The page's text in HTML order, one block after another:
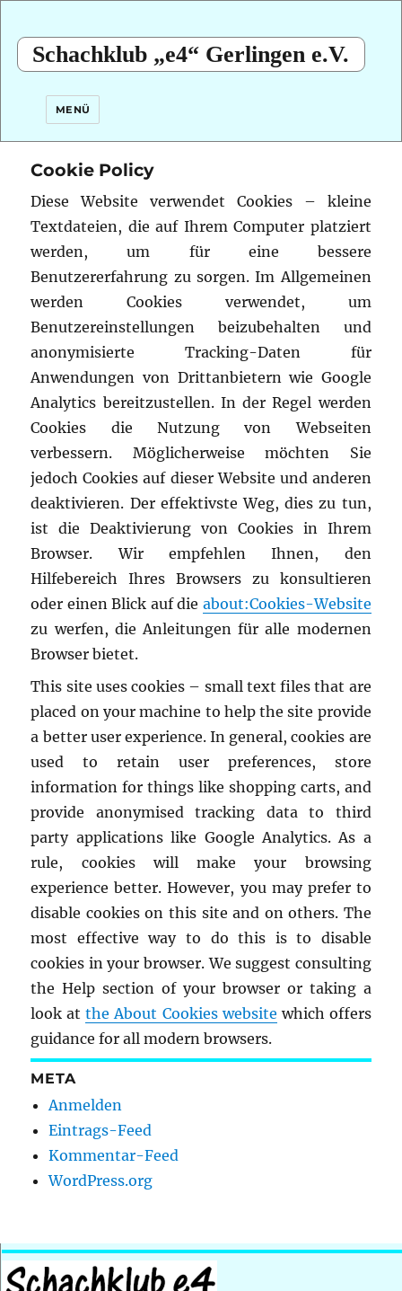
Schachklub „e4“ Gerlingen e.V.
MENÜ
Cookie Policy
Diese Website verwendet Cookies – kleine
Textdateien, die auf Ihrem Computer platziert
werden, um für eine bessere
Benutzererfahrung zu sorgen. Im Allgemeinen
werden Cookies verwendet, um
Benutzereinstellungen beizubehalten und
anonymisierte Tracking-Daten für
Anwendungen von Drittanbietern wie Google
Analytics bereitzustellen. In der Regel werden
Cookies die Nutzung von Webseiten
verbessern.
Möglicherweise möchten Sie
jedoch Cookies auf dieser Website und anderen
deaktivieren. Der effektivste Weg, dies zu tun,
ist die Deaktivierung von Cookies in Ihrem
Browser.
Wir empfehlen Ihnen, den
Hilfebereich Ihres Browsers zu konsultieren
oder einen Blick auf die about:Cookies-Website
zu werfen, die Anleitungen für alle modernen
Browser bietet.
This site uses cookies – small text files that are
placed on your machine to help the site provide
a better user experience. In general, cookies are
used to retain user preferences, store
information for things like shopping carts, and
provide anonymised tracking data to third
party applications like Google Analytics. As a
rule, cookies will make your browsing
experience better. However, you may prefer to
disable cookies on this site and on others. The
most effective way to do this is to disable
cookies in your browser. We suggest consulting
the Help section of your browser or taking a
look atthe About Cookies website which offers
guidance for all modern browsers.
META
Anmelden
Eintrags-Feed
Kommentar-Feed
WordPress.org